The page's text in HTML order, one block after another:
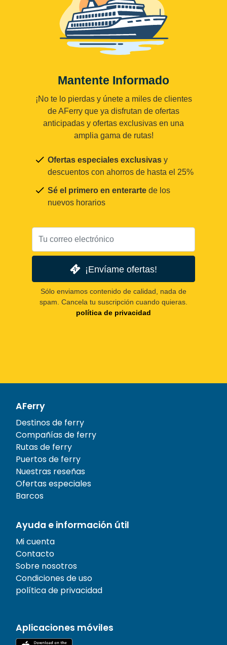
Mantente Informado
¡No te lo pierdas y únete a miles de clientes
de AFerry que ya disfrutan de ofertas
anticipadas y ofertas exclusivas en una
amplia gama de rutas!
Ofertas especiales exclusivas y
descuentos con ahorros de hasta el 25%
Sé el primero en enterarte de los
nuevos horarios
¡Envíame ofertas!
Sólo enviamos contenido de calidad, nada de
spam. Cancela tu suscripción cuando quieras.
política de privacidad
AFerry
Destinos de ferry
Compañías de ferry
Rutas de ferry
Puertos de ferry
Nuestras reseñas
Ofertas especiales
Barcos
Ayuda e información útil
Mi cuenta
Contacto
Sobre nosotros
Condiciones de uso
política de privacidad
Aplicaciones móviles